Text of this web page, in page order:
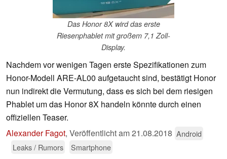
Das Honor 8X wird das erste
Riesenphablet mit großem 7,1 Zoll-
Display.
Nachdem vor wenigen Tagen erste Spezifikationen zum
Honor-Modell ARE-AL00 aufgetaucht sind, bestätigt Honor
nun indirekt die Vermutung, dass es sich bei dem riesigen
Phablet um das Honor 8X handeln könnte durch einen
offiziellen Teaser.
Alexander Fagot, Veröffentlicht am21.08.2018 Android
Leaks / Rumors
Smartphone